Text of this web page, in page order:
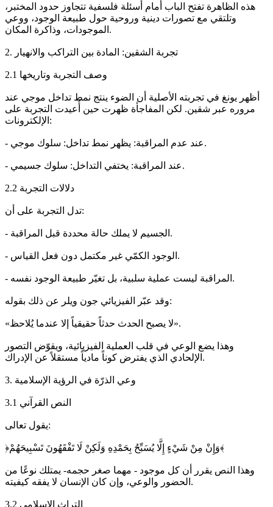
هذه الظاهرة تفتح الباب أمام أسئلة فلسفية تتجاوز حدود المختبر،
وتلتقي مع تصورات دينية وروحية حول طبيعة الوجود، ووعي
الموجودات، وذاكرة المكان.
2. تجربة الشقين: المادة بين التراكب والانهيار
2.1 وصف التجربة وتاريخها
أظهر يونغ في تجربته الأصلية أن الضوء ينتج نمط تداخل موجي عند
مروره عبر شقين. لكن المفاجأة ظهرت حين أُعيدت التجربة على
الإلكترونات:
- عند عدم المراقبة: يظهر نمط تداخل: سلوك موجي.
- عند المراقبة: يختفي التداخل: سلوك جسيمي.
2.2 دلالات التجربة
تدل التجربة على أن:
- الجسيم لا يملك حالة محددة قبل المراقبة.
- الوجود الكمّي غير مكتمل دون فعل القياس.
- المراقبة ليست عملية سلبية، بل تغيّر طبيعة الوجود نفسه.
وقد عبّر الفيزيائي جون ويلر عن ذلك بقوله:
«لا يصبح الحدث حدثاً حقيقياً إلا عندما يُلاحظ».
وهذا يضع الوعي في قلب العملية الفيزيائية، ويقوّض التصور
الإلحادي الذي يفترض كوناً مادياً مستقلاً عن الإدراك.
3. وعي الذرّة في الرؤية الإسلامية
3.1 النص القرآني
يقول تعالى:
﴿وَإِنْ مِنْ شَيْءٍ إِلَّا يُسَبِّحُ بِحَمْدِهِ وَلَكِنْ لَا تَفْقَهُونَ تَسْبِيحَهُمْ﴾
وهذا النص يقرر أن كل موجود - مهما صغر حجمه- يمتلك نوعًا من
الحضور والوعي، وإن كان الإنسان لا يفقه كيفيته.
3.2 التراث الاسلامي